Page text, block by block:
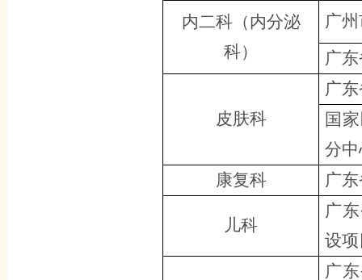
内二科（内分泌
科）
广
广
皮肤科
广
国
分
康复科
广
儿科
广
设
广